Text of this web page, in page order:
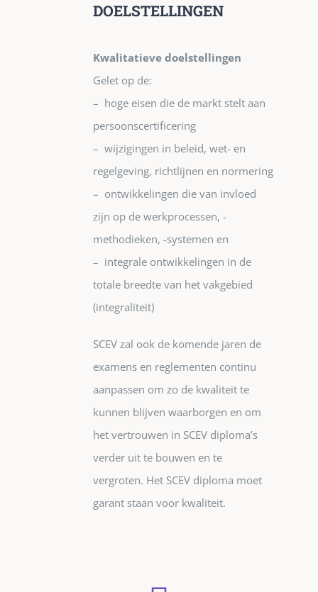
DOELSTELLINGEN
Kwalitatieve doelstellingen
Gelet op de:
– hoge eisen die de markt stelt aan
persoonscertificering
– wijzigingen in beleid, wet- en
regelgeving, richtlijnen en normering
– ontwikkelingen die van invloed
zijn op de werkprocessen, -
methodieken, -systemen en
– integrale ontwikkelingen in de
totale breedte van het vakgebied
(integraliteit)
SCEV zal ook de komende jaren de
examens en reglementen continu
aanpassen om zo de kwaliteit te
kunnen blijven waarborgen en om
het vertrouwen in SCEV diploma’s
verder uit te bouwen en te
vergroten. Het SCEV diploma moet
garant staan voor kwaliteit.